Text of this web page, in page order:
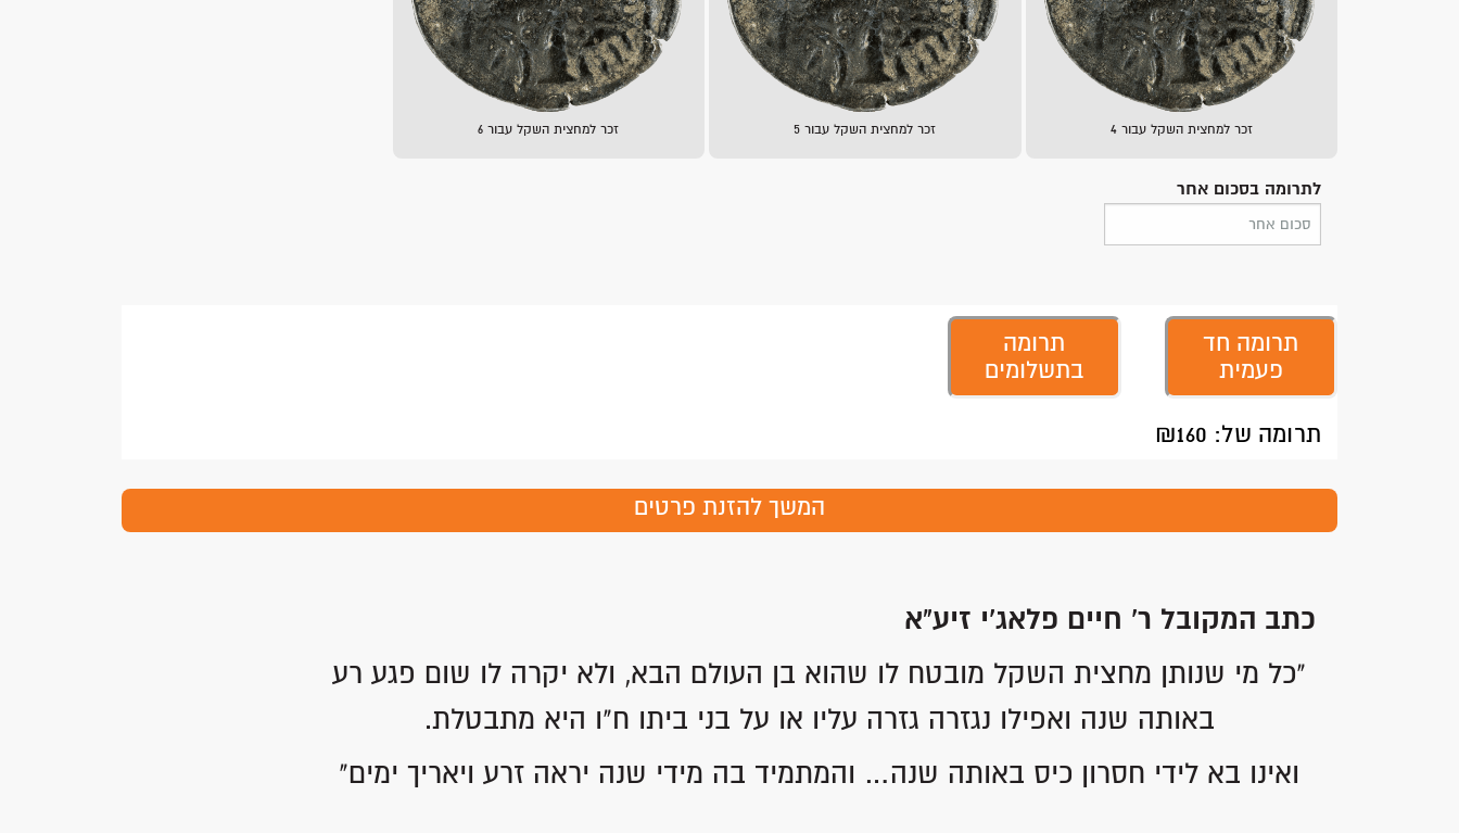
זכר למחצית השקל עבור 4 זכר למחצית השקל עבור 5 זכר למחצית השקל עבור 6
לתרומה בסכום אחר
תרומה חד
פעמית
תרומה
בתשלומים
תרומה של: ₪ 160
המשך להזנת פרטים
כתב המקובל ר' חיים פלאג'י זיע"א
"כל מי שנותן מחצית השקל מובטח לו שהוא בן העולם הבא, ולא יקרה לו שום פגע רע
באותה שנה ואפילו נגזרה גזרה עליו או על בני ביתו ח"ו היא מתבטלת.
ואינו בא לידי חסרון כיס באותה שנה… והמתמיד בה מידי שנה יראה זרע ויאריך ימים"